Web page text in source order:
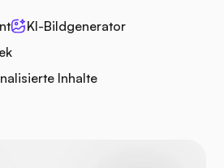
KI-Bildgenerator
Inhalte